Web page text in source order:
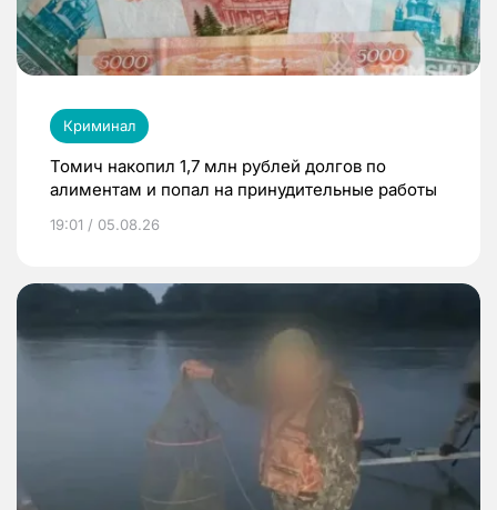
Криминал
Томич накопил 1,7 млн рублей долгов по
алиментам и попал на принудительные работы
19:01 / 05.08.26